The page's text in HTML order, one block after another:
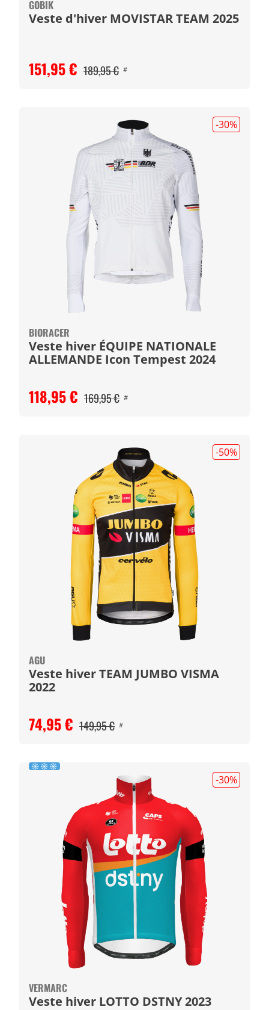
GOBIK
Veste d'hiver MOVISTAR TEAM 2025
151,95 € 189,95 € #
-30%
BIORACER
Veste hiver ÉQUIPE NATIONALE
ALLEMANDE Icon Tempest 2024
118,95 € 169,95 € #
-50%
AGU
Veste hiver TEAM JUMBO VISMA
2022
74,95 € 149,95 € #
-30%
VERMARC
Veste hiver LOTTO DSTNY 2023